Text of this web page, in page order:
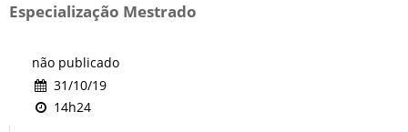
Especialização Mestrado
não publicado
31/10/19
14h24